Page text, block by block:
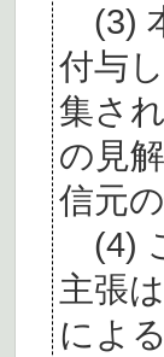
(3)
付与
集さ
の見
信元
(4)
主張
によ